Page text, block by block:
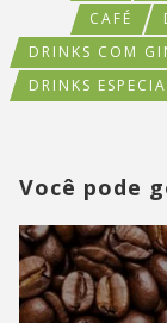
CAFÉ
DRINKS COM
DRINKS
Você pode